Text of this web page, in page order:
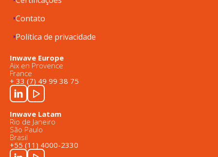
Contato
Política de privacidade
Inwave Europe
Aix en Provence
France
+ 33 (7) 49 99 38 75
Inwave Latam
Rio de Janeiro
São Paulo
Brasil
+55 (11) 4000-2330